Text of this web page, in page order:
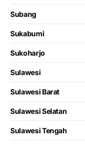
Subang
Sukabumi
Sukoharjo
Sulawesi
Sulawesi Barat
Sulawesi Selatan
Sulawesi Tengah